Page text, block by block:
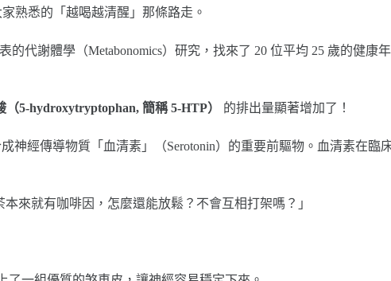
熟悉的「越喝越清醒」那條路走。
的代謝體學（Metabonomics）研究，找來了 20 位平均 25 歲的健
（5-hydroxytryptophan, 簡稱 5-HTP） 的排出量顯著增加了！
神經傳導物質「血清素」（Serotonin）的重要前驅物。血清素在
來就有咖啡因，怎麼還能放鬆？不會互相打架嗎？」